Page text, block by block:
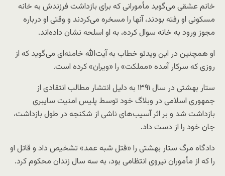
خانم عشقی می‌گوید مأمورانی که برای بازداشت فرزندش به خانه
مسکونی او رفته بودند، آنها را مسخره می‌کردند و وقتی او درباره
مجوز ورود به خانه سوال کرده، به او اسلحه نشان داده‌اند.
او همچنین در این ویدئو خطاب به آیت‌الله خامنه‌ای می‌گوید که از
روزی که سرکار آمده «مملکت» را «ویران» کرده است.
ستار بهشتی در سال ۱۳۹۱ به دلیل انتشار مطالب انتقادی از
جمهوری اسلامی در وبلاگ خود توسط پلیس امنیت سایبری
بازداشت شد و بر اثر آسیب‌های ناشی از شکنجه در طول بازداشت،
جان خود را از دست داد.
دادگاه مرگ ستار بهشتی را «قتل شبه عمد» تشخیص داد و قاتل او
را که از مأموران نیروی انتظامی بود، به سه سال زندان محکوم کرد.